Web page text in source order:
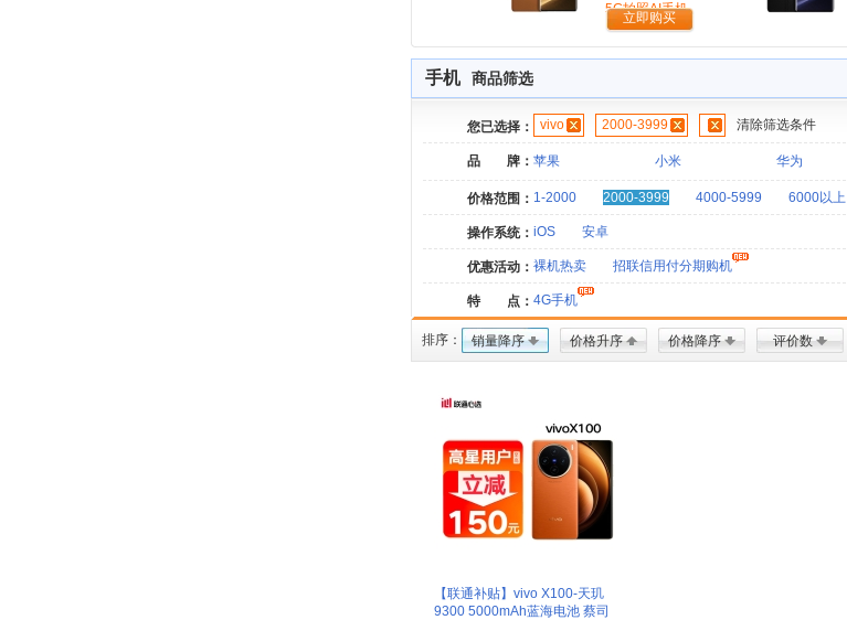
5G拍照AI手机
立即购买
手机 商品筛选
您已选择： vivo 2000-3999 清除筛选条件
品 牌： 苹果 小米 华为
价格范围： 1-2000 2000-3999 4000-5999 6000以上
操作系统： iOS 安卓
优惠活动： 裸机热卖 招联信用付分期购机
特 点： 4G手机
排序： 销量降序 价格升序 价格降序 评价数
【联通补贴】vivo X100-天玑
9300 5000mAh蓝海电池 蔡司